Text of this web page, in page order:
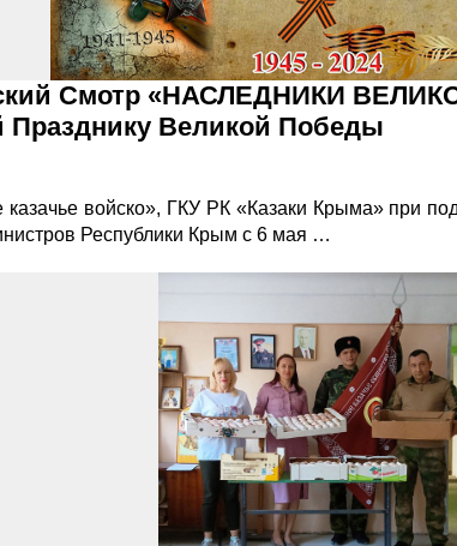
Смотр «НАСЛЕДНИКИ
Великой Победы
войско», ГКУ РК «Казаки Крыма» при
Республики Крым с 6 мая …